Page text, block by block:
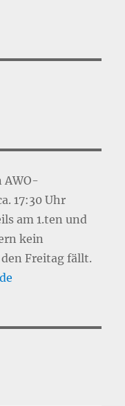
AWO-
17:30 Uhr
am 1.ten und
kein
Freitag fällt.